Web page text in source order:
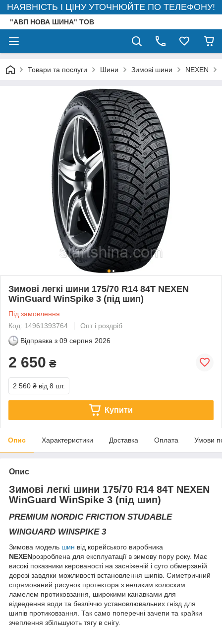
НАЯВНІСТЬ І ЦІНУ УТОЧНЮЙТЕ ПО ТЕЛЕФОНУ!
"АВП НОВА ШИНА" ТОВ
Товари та послуги Шини Зимові шини NEXEN
Зимові легкі шини 175/70 R14 84T NEXEN
WinGuard WinSpike 3 (під шип)
Під замовлення
Код: 14961393764
Опт і роздріб
Відправка з 09 серпня 2026
2 650 ₴
2 560 ₴ від 8 шт.
Купити
Опис Характеристики Доставка Оплата Умови
Опис
Зимові легкі шини 175/70 R14 84T NEXEN
WinGuard WinSpike 3 (під шип)
PREMIUM NORDIC FRICTION STUDABLE
WINGUARD WINSPIKE 3
Зимова модель шин від корейського виробника
NEXENрозроблена для експлуатації в зимову пору року. Має
високі показники керованості на засніженій і суто обмерзаній
дорозі завдяки можливості встановлення шипів. Симетричний
спрямований рисунок протектора з великим колоским
ламелем протиковзання, широкими канавками для
відведення води та безліччю установлювальних гнізд для
шипів протиковзання. Так само поперечні зачепи та крайки
зчеплення збільшують тягу в снігу.